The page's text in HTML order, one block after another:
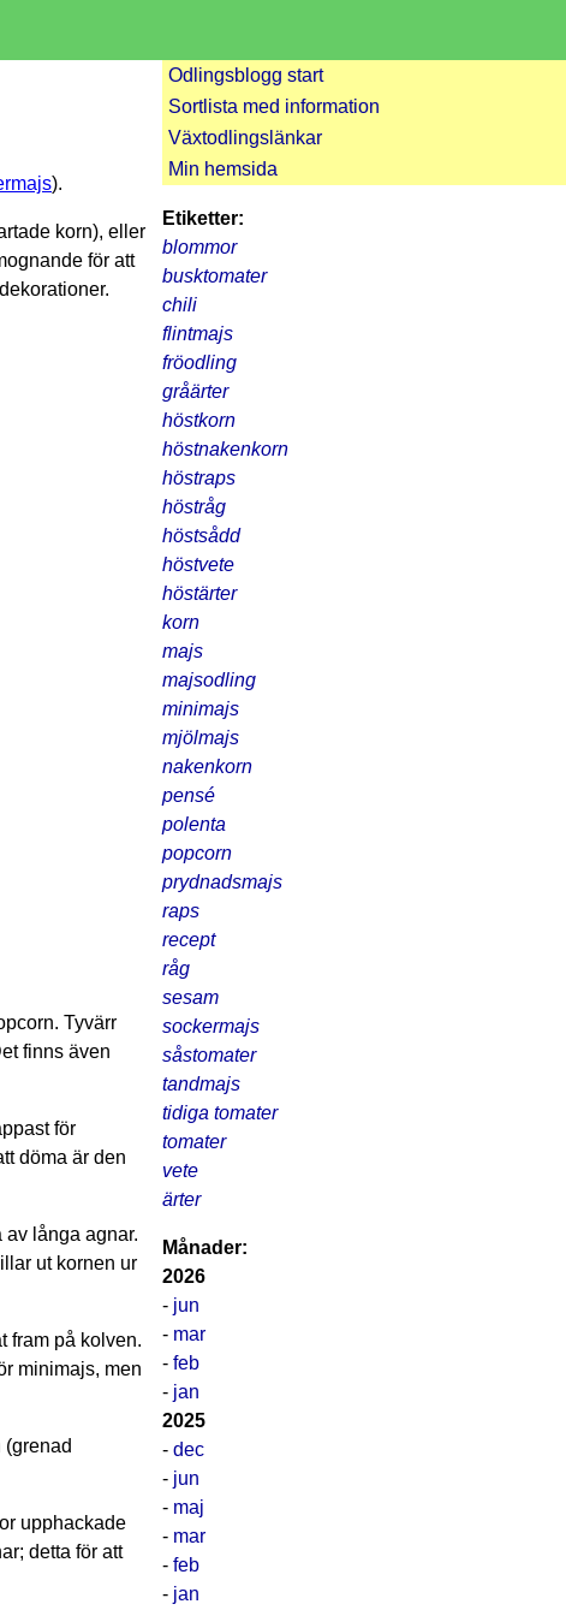
).
korn), eller
för att
Tyvärr
finns även
för
döma är den
långa agnar.
ut kornen ur
fram på kolven.
minimajs, men
upphackade
detta för att
Odlingsblogg start
Sortlista med information
Växtodlingslänkar
Min hemsida
Etiketter:
blommor
busktomater
chili
flintmajs
fröodling
gråärter
höstkorn
höstnakenkorn
höstraps
höstråg
höstsådd
höstvete
höstärter
korn
majs
majsodling
minimajs
mjölmajs
nakenkorn
pensé
polenta
popcorn
prydnadsmajs
raps
recept
råg
sesam
sockermajs
såstomater
tandmajs
tidiga tomater
tomater
vete
ärter
Månader:
2026
- jun
- mar
- feb
- jan
2025
- dec
- jun
- maj
- mar
- feb
- jan